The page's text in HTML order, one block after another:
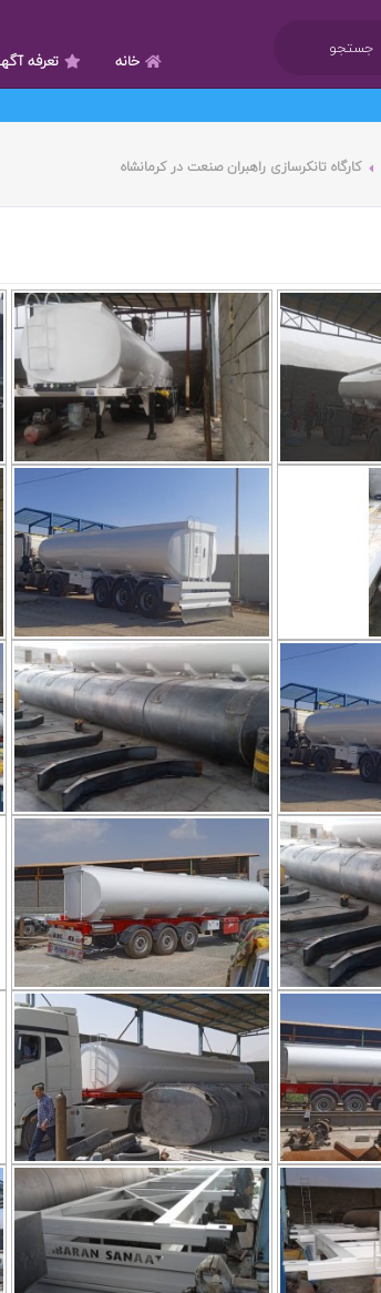
جستجو
خانه تعرفه
کارگاه تانکرسازی راهبران صنعت در کرمانشاه